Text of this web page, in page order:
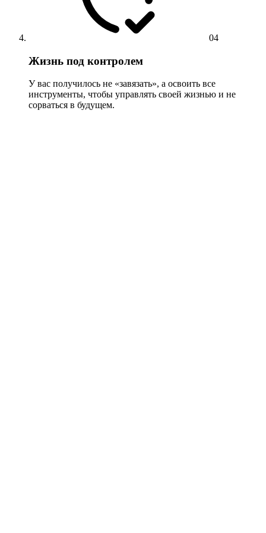
04
Жизнь под контролем
У вас получилось не «завязать», а освоить все
инструменты, чтобы управлять своей жизнью и не
сорваться в будущем.